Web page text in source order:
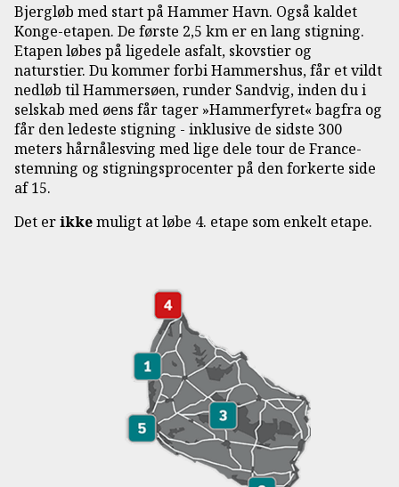
Bjergløb med start på Hammer Havn. Også kaldet
Konge-etapen. De første 2,5 km er en lang stigning.
Etapen løbes på ligedele asfalt, skovstier og
naturstier. Du kommer forbi Hammershus, får et vildt
nedløb til Hammersøen, runder Sandvig, inden du i
selskab med øens får tager »Hammerfyret« bagfra og
får den ledeste stigning - inklusive de sidste 300
meters hårnålesving med lige dele tour de France-
stemning og stigningsprocenter på den forkerte side
af 15.
Det erikkemuligt at løbe 4. etape som enkelt etape.